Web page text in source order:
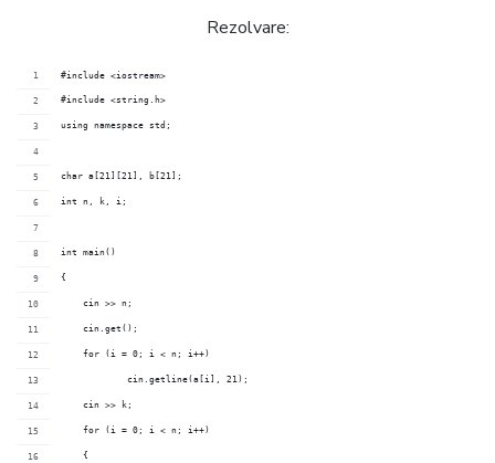
Rezolvare:
#include <iostream>
#include <string.h>
using namespace std;
char a[21][21], b[21];
int n, k, i;
int main()
{
    for (i = 0; i < n; i++)
    {